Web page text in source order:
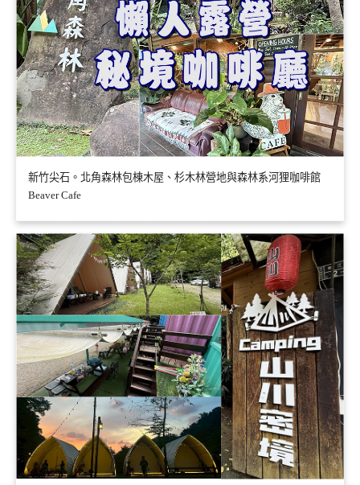
新竹尖石。北角森林包棟木屋、杉木林營地與森林系河狸咖啡館
Beaver Cafe